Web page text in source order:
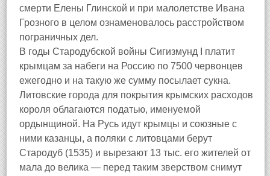
смерти Елены Глинской и при малолетстве Ивана
Грозного в целом ознаменовалось расстройством
пограничных дел.
В годы Стародубской войны Сигизмунд I платит
крымцам за набеги на Россию по 7500 червонцев
ежегодно и на такую же сумму посылает сукна.
Литовские города для покрытия крымских расходов
короля облагаются податью, именуемой
ордынщиной. На Русь идут крымцы и союзные с
ними казанцы, а поляки с литовцами берут
Стародуб (1535) и вырезают 13 тыс. его жителей от
мала до велика — перед таким зверством снимут